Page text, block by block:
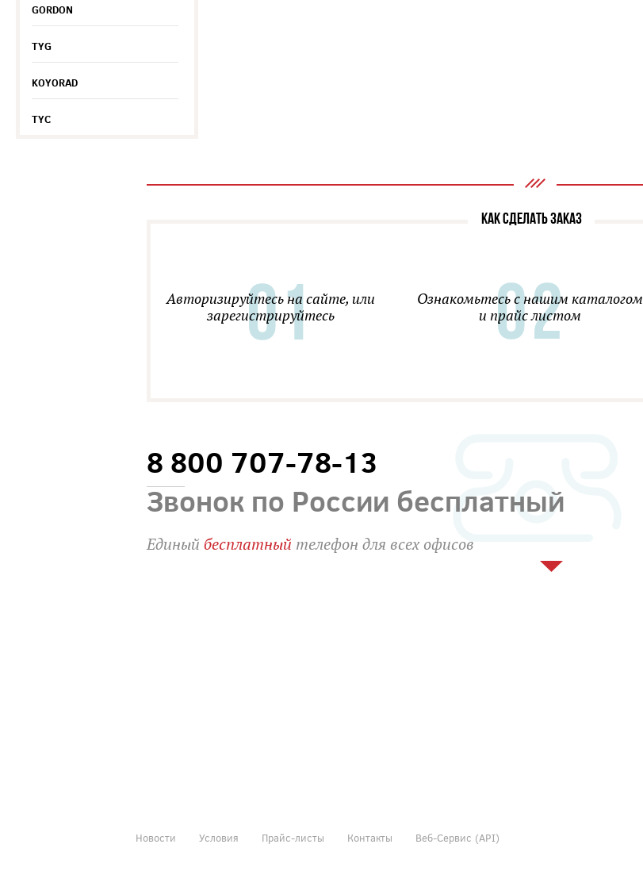
GORDON
TYG
KOYORAD
TYC
КАК СДЕЛАТЬ ЗАКАЗ
Авторизируйтесь на сайте, или
зарегистрируйтесь
Ознакомьтесь с нашим каталогом
и прайс листом
8 800 707-78-13
Звонок по России бесплатный
Единыйбесплатный телефон для всех офисов
Новости Условия Прайс-листы Контакты Веб-Сервис (API)